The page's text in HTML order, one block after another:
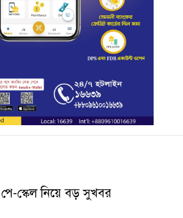
পে-স্কেল নিয়ে বড় সুখবর